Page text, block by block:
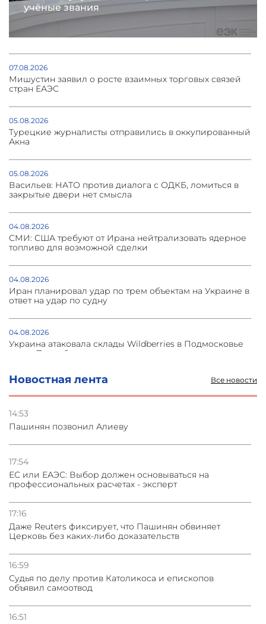
Новостная лента Все новости
14:53
Пашинян позвонил Алиеву
17:54
ЕС или ЕАЭС: Выбор должен основываться на
профессиональных расчетах - эксперт
17:16
Даже Reuters фиксирует, что Пашинян обвиняет
Церковь без каких-либо доказательств
16:59
Судья по делу против Католикоса и епископов
объявил самоотвод
16:51
учёные звания
07.08.2026
Мишустин заявил о росте взаимных торговых связей
стран ЕАЭС
05.08.2026
Турецкие журналисты отправились в оккупированный
Акна
05.08.2026
Васильев: НАТО против диалога с ОДКБ, ломиться в
закрытые двери нет смысла
04.08.2026
СМИ: США требуют от Ирана нейтрализовать ядерное
топливо для возможной сделки
04.08.2026
Иран планировал удар по трем объектам на Украине в
ответ на удар по судну
04.08.2026
Украина атаковала склады Wildberries в Подмосковье
и под Петербургом
03.08.2026
Стратегия безопасности ОДКБ допускает применение
Азербайджане
31.07.2026
Сотрудничество и очереди – детали визита главы
погрануправления СНБ Армении в Тбилиси